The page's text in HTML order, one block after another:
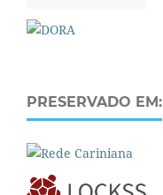
PRESERVADO EM: